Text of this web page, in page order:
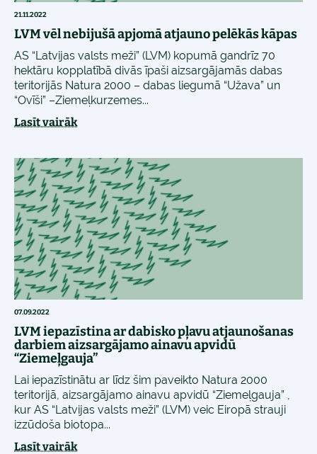
21.11.2022
LVM vēl nebijušā apjomā atjauno pelēkās kāpas
AS “Latvijas valsts meži” (LVM) kopumā gandrīz 70
hektāru kopplatībā divās īpaši aizsargājamās dabas
teritorijās Natura 2000 – dabas liegumā “Užava” un
“Ovīši” –Ziemeļkurzemes...
Lasīt vairāk
07.09.2022
LVM iepazīstina ar dabisko pļavu atjaunošanas
darbiem aizsargājamo ainavu apvidū
“Ziemeļgauja”
Lai iepazīstinātu ar līdz šim paveikto Natura 2000
teritorijā, aizsargājamo ainavu apvidū “Ziemeļgauja” ,
kur AS “Latvijas valsts meži” (LVM) veic Eiropā strauji
izzūdoša biotopa...
Lasīt vairāk